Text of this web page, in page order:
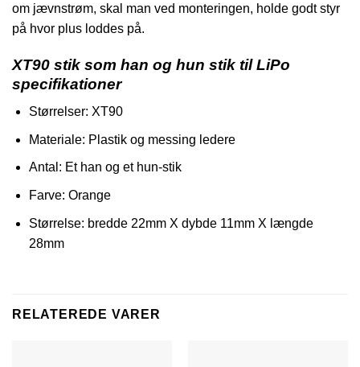
om jævnstrøm, skal man ved monteringen, holde godt styr
på hvor plus loddes på.
XT90 stik som han og hun stik til LiPo
specifikationer
Størrelser: XT90
Materiale: Plastik og messing ledere
Antal: Et han og et hun-stik
Farve: Orange
Størrelse: bredde 22mm X dybde 11mm X længde
28mm
RELATEREDE VARER